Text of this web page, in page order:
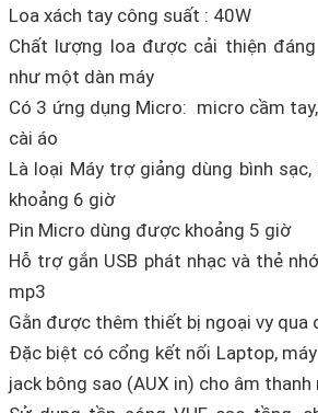
Loa xách tay công suất : 40W
Chất lượng loa được cải thiện
như một dàn máy
Có 3 ứng dụng Micro: micro cầm
cài áo
Là loại Máy trợ giảng dùng bình
khoảng 6 giờ
Pin Micro dùng được khoảng 5 giờ
Hỗ trợ gắn USB phát nhạc và thẻ
mp3
Gằn được thêm thiết bị ngoại vy qua
Đặc biệt có cổng kết nối Laptop,
jack bông sao (AUX in) cho âm